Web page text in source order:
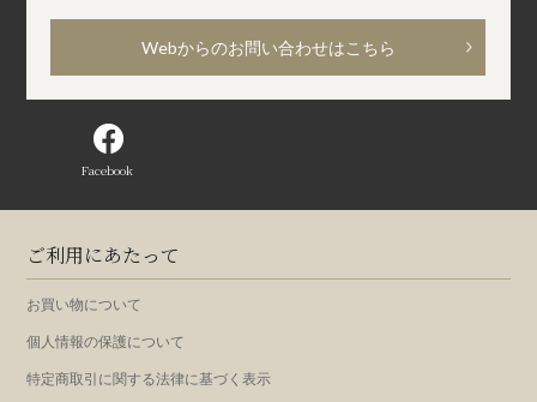
Webからのお問い合わせはこちら
Facebook
ご利用にあたって
お買い物について
個人情報の保護について
特定商取引に関する法律に基づく表示